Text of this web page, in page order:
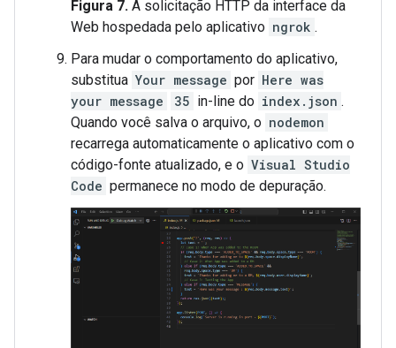
Figura 7. A solicitação HTTP da interface da
Web hospedada pelo aplicativo ngrok .
Para mudar o comportamento do aplicativo,
substitua Your message por Here was
your message
35 in-line do index.json .
Quando você salva o arquivo, o nodemon
recarrega automaticamente o aplicativo com o
código-fonte atualizado, e o Visual Studio
Code permanece no modo de depuração.